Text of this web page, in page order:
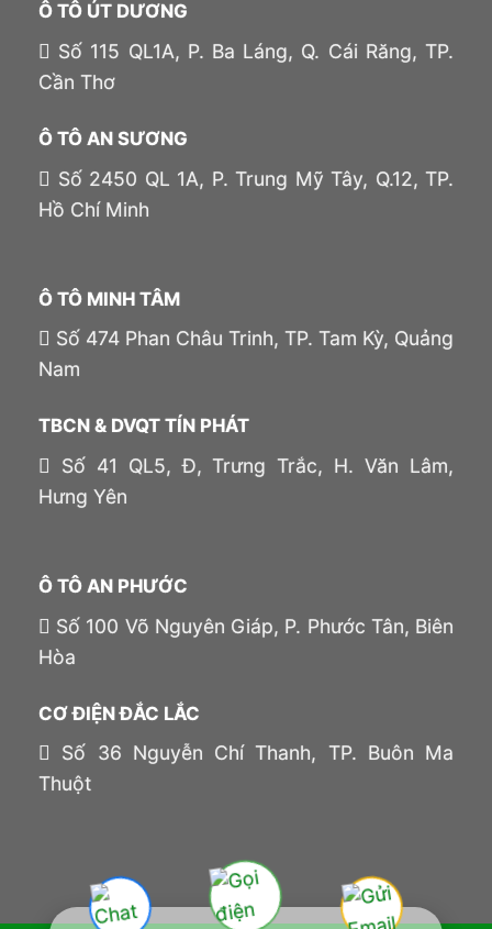
Ô TÔ ÚT DƯƠNG
Số 115 QL1A, P. Ba Láng, Q. Cái Răng, TP.
Cần Thơ
Ô TÔ AN SƯƠNG
Số 2450 QL 1A, P. Trung Mỹ Tây, Q.12, TP.
Hồ Chí Minh
Ô TÔ MINH TÂM
Số 474 Phan Châu Trinh, TP. Tam Kỳ, Quảng
Nam
TBCN & DVQT TÍN PHÁT
Số 41 QL5, Đ, Trưng Trắc, H. Văn Lâm,
Hưng Yên
Ô TÔ AN PHƯỚC
Số 100 Võ Nguyên Giáp, P. Phước Tân, Biên
Hòa
CƠ ĐIỆN ĐẮC LẮC
Số 36 Nguyễn Chí Thanh, TP. Buôn Ma
Thuột